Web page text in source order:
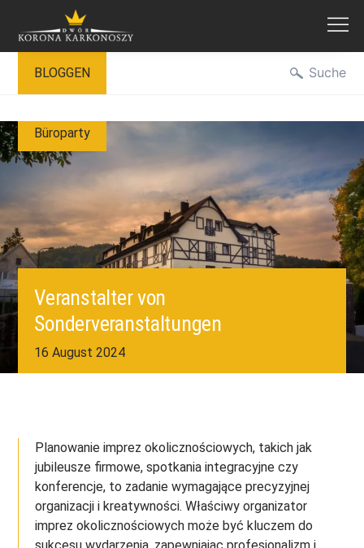
Inhalt
springen
BLOGGEN
Veranstalter von
Sonderveranstaltungen
16 August 2024
Büroparty
Planowanie imprez okolicznościowych, takich jak
jubileusze firmowe, spotkania integracyjne czy
konferencje, to zadanie wymagające precyzyjnej
organizacji i kreatywności. Właściwy organizator
imprez okolicznościowych może być kluczem do